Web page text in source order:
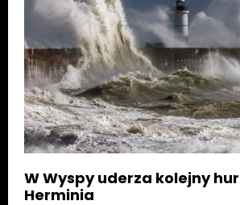
W Wyspy uderza kolejny
Herminia